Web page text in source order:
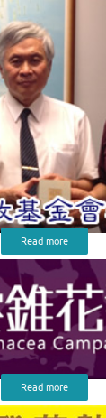
Read more
Read more